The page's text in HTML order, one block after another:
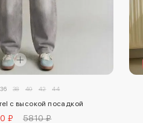
36 38 40 42 44
с высокой посадкой
₽ 5810 ₽